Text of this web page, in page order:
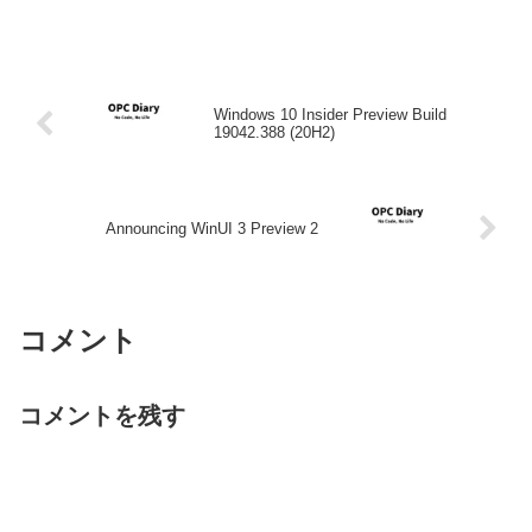
Windows 10 Insider Preview Build
19042.388 (20H2)
Announcing WinUI 3 Preview 2
コメント
コメントを残す